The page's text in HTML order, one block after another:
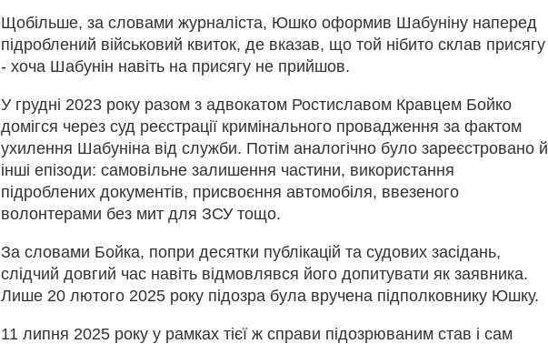
Щобільше, за словами журналіста, Юшко оформив Шабуніну наперед
підроблений військовий квиток, де вказав, що той нібито склав присягу
- хоча Шабунін навіть на присягу не прийшов.
У грудні 2023 року разом з адвокатом Ростиславом Кравцем Бойко
домігся через суд реєстрації кримінального провадження за фактом
ухилення Шабуніна від служби. Потім аналогічно було зареєстровано й
інші епізоди: самовільне залишення частини, використання
підроблених документів, присвоєння автомобіля, ввезеного
волонтерами без мит для ЗСУ тощо.
За словами Бойка, попри десятки публікацій та судових засідань,
слідчий довгий час навіть відмовлявся його допитувати як заявника.
Лише 20 лютого 2025 року підозра була вручена підполковнику Юшку.
11 липня 2025 року у рамках тієї ж справи підозрюваним став і сам